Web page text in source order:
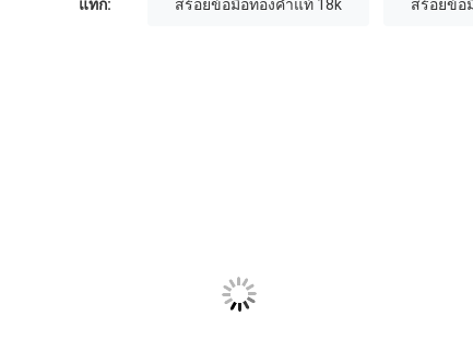
แท็ก: สร้อยข้อมือทองคําแท้ 18k สร้อยข้อ